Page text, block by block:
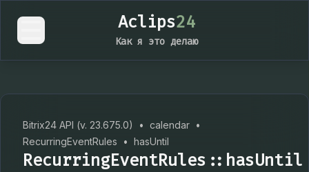
Aclips24
Как я это делаю
Bitrix24 API (v. 23.675.0) • calendar •
RecurringEventRules
• hasUntil
RecurringEventRules::hasUntil